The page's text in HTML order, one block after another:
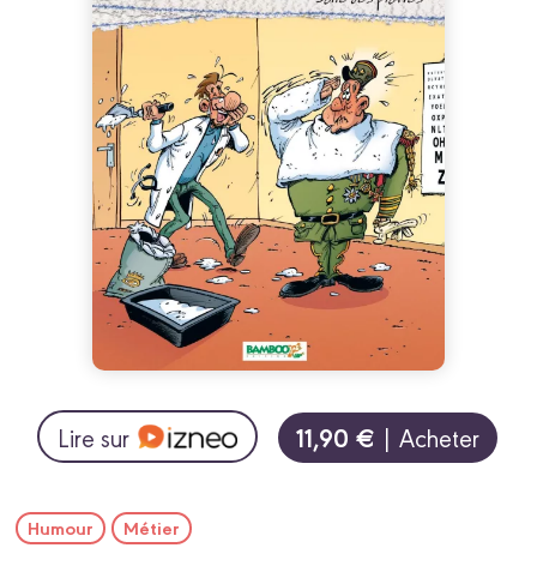
Lire sur 11,90 € | Acheter
Humour Métier